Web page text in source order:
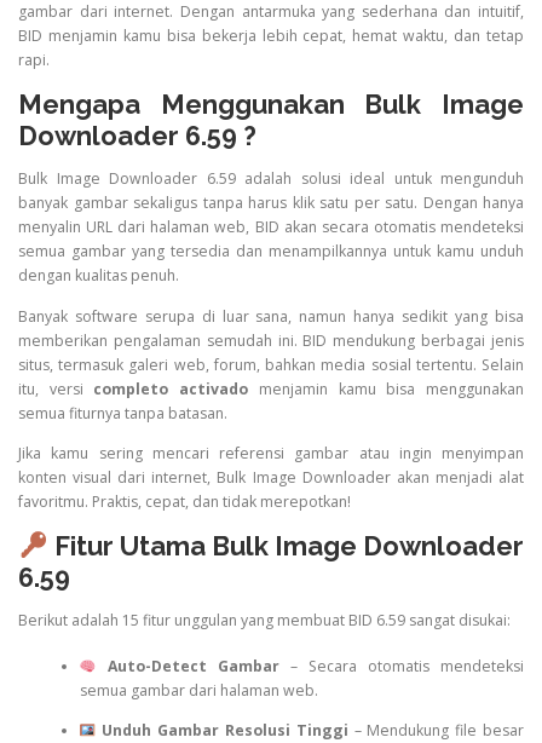
gambar dari internet. Dengan antarmuka yang sederhana dan intuitif,
BID menjamin kamu bisa bekerja lebih cepat, hemat waktu, dan tetap
rapi.
Mengapa Menggunakan Bulk Image
Downloader 6.59 ?
Bulk Image Downloader 6.59 adalah solusi ideal untuk mengunduh
banyak gambar sekaligus tanpa harus klik satu per satu. Dengan hanya
menyalin URL dari halaman web, BID akan secara otomatis mendeteksi
semua gambar yang tersedia dan menampilkannya untuk kamu unduh
dengan kualitas penuh.
Banyak software serupa di luar sana, namun hanya sedikit yang bisa
memberikan pengalaman semudah ini. BID mendukung berbagai jenis
situs, termasuk galeri web, forum, bahkan media sosial tertentu. Selain
itu, versi completo activado menjamin kamu bisa menggunakan
semua fiturnya tanpa batasan.
Jika kamu sering mencari referensi gambar atau ingin menyimpan
konten visual dari internet, Bulk Image Downloader akan menjadi alat
favoritmu. Praktis, cepat, dan tidak merepotkan!
Fitur Utama Bulk Image Downloader
6.59
Berikut adalah 15 fitur unggulan yang membuat BID 6.59 sangat disukai:
Auto-Detect Gambar– Secara otomatis mendeteksi
semua gambar dari halaman web.
Unduh Gambar Resolusi Tinggi – Mendukung file besar